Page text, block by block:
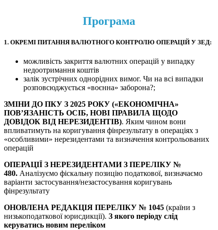
Програма
1. ОКРЕМІ ПИТАННЯ ВАЛЮТНОГО КОНТРОЛЮ ОПЕРАЦІЙ У ЗЕД:
можливість закриття валютних операцій у випадку
недоотримання коштів
залік зустрічних однорідних вимог. Чи на всі випадки
розповсюджується «воєнна» заборона?;
ЗМІНИ ДО ПКУ З 2025 РОКУ («ЕКОНОМІЧНА»
ПОВ’ЯЗАНІСТЬ ОСІБ, НОВІ ПРАВИЛА ЩОДО
ДОВІДОК ВІД НЕРЕЗИДЕНТІВ). Яким чином вони
впливатимуть на коригування фінрезультату в операціях з
«особливими» нерезидентами та визначення контрольованих
операцій
ОПЕРАЦІЇ З НЕРЕЗИДЕНТАМИ З ПЕРЕЛІКУ №
480. Аналізуємо фіскальну позицію податкової, визначаємо
варіанти застосування/незастосування коригувань
фінрезультату
ОНОВЛЕНА РЕДАКЦІЯ ПЕРЕЛІКУ № 1045 (країни з
низькоподаткової юрисдикції). З якого періоду слід
керуватись новим переліком